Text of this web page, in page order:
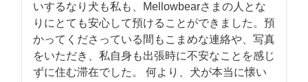
いするなり犬も私も、Mellowbearさまの人とな
りにとても安心して預けることができました。預
かってくださっている間もこまめな連絡や、写真
をいただき、私自身も出張時に不安なことを感じ
ずに住む滞在でした。 何より、犬が本当に懐い